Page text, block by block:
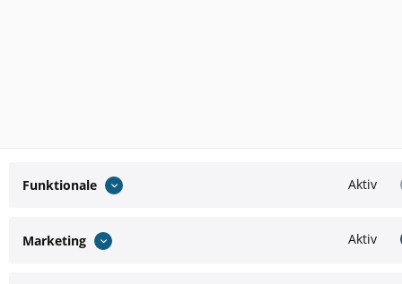
Funktionale Aktiv
Marketing Aktiv